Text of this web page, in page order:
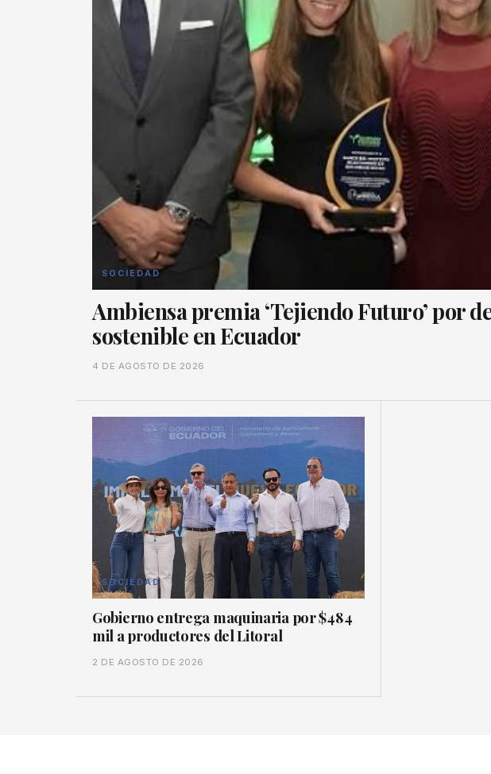
SOCIEDAD
Ambiensa premia ‘Tejiendo Futuro’ por
sostenible en Ecuador
4 DE AGOSTO DE 2026
SOCIEDAD
Gobierno entrega maquinaria por $484
mil a productores del Litoral
2 DE AGOSTO DE 2026